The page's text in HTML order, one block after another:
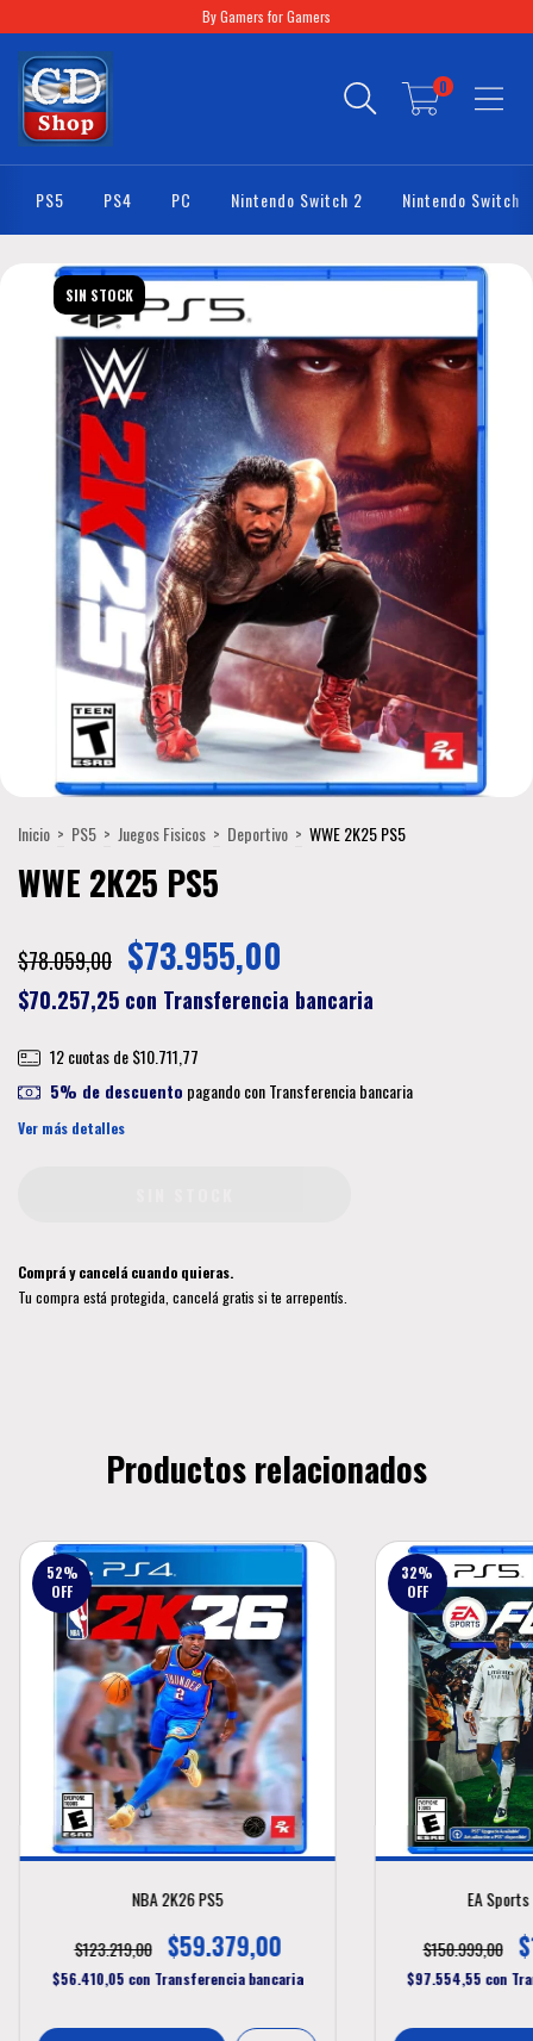
By Gamers for Gamers
0
PS5 PS4 PC Nintendo Switch 2 Nintendo Switch
SIN STOCK
Inicio > PS5 > Juegos Fisicos > Deportivo > WWE 2K25 PS5
WWE 2K25 PS5
$78.059,00 $73.955,00
$70.257,25 con Transferencia bancaria
12 cuotas de$10.711,77
5% de descuento pagando con Transferencia bancaria
Ver más detalles
Comprá y cancelá cuando quieras.
Tu compra está protegida, cancelá gratis si te arrepentís.
Productos relacionados
52%
OFF
NBA 2K26 PS5
$123.219,00
$59.379,00
$56.410,05 con Transferencia bancaria
32%
OFF
EA
$150.999,00
$97.554,55 con